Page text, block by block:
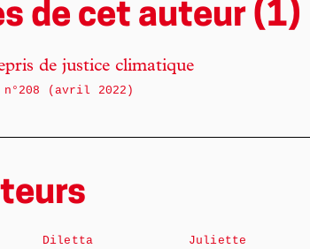
de cet auteur (1)
de justice climatique
(avril 2022)
Diletta
Juliette